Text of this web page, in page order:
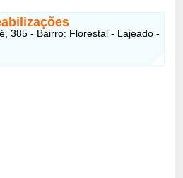
385 - Bairro: Florestal - Lajeado -